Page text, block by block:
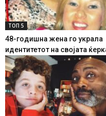
ТОП 5
48-годишна жена го украла
идентитетот на својата